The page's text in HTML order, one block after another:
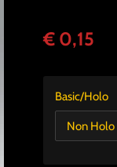
€ 0,15
Basic/Holo